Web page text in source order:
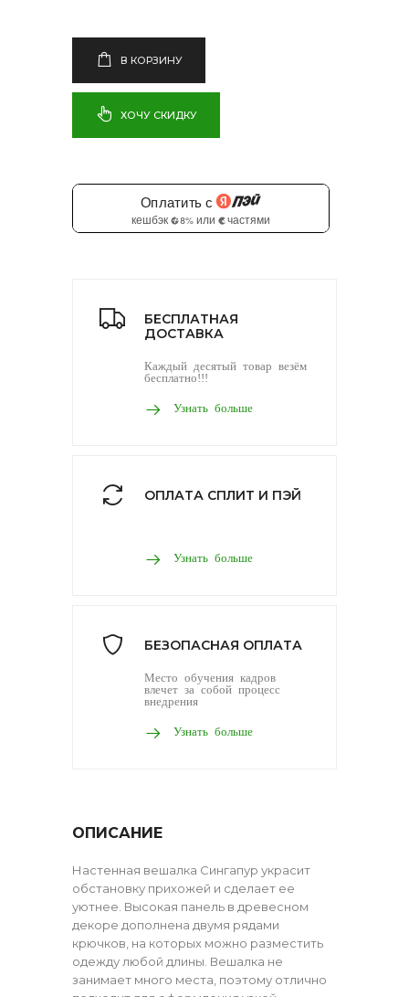
В КОРЗИНУ
ХОЧУ СКИДКУ
БЕСПЛАТНАЯ
ДОСТАВКА
Каждый десятый товар везём
бесплатно!!!
Узнать больше
ОПЛАТА СПЛИТ И ПЭЙ
Узнать больше
БЕЗОПАСНАЯ ОПЛАТА
Место обучения кадров
влечет за собой процесс
внедрения
Узнать больше
ОПИСАНИЕ
Настенная вешалка Сингапур украсит
обстановку прихожей и сделает ее
уютнее. Высокая панель в древесном
декоре дополнена двумя рядами
крючков, на которых можно разместить
одежду любой длины. Вешалка не
занимает много места, поэтому отлично